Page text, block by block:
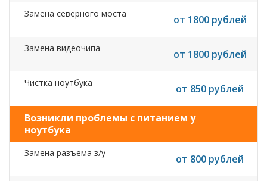
Замена северного моста от 1800 рублей
Замена видеочипа от 1800 рублей
Чистка ноутбука от 850 рублей
Возникли проблемы с питанием у
ноутбука
Замена разъема з/у от 800 рублей